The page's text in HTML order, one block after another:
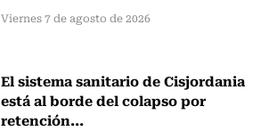
Viernes 7 de agosto de 2026
El sistema sanitario de Cisjordania
está al borde del colapso por
retención...